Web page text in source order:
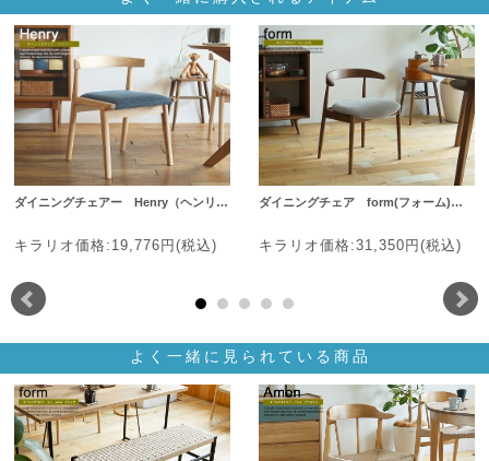
ダイニングチェアー Henry（ヘンリ…
キラリオ価格:19,776円(税込)
ダイニングチェア form(フォーム)…
キラリオ価格:31,350円(税込)
よく一緒に見られている商品